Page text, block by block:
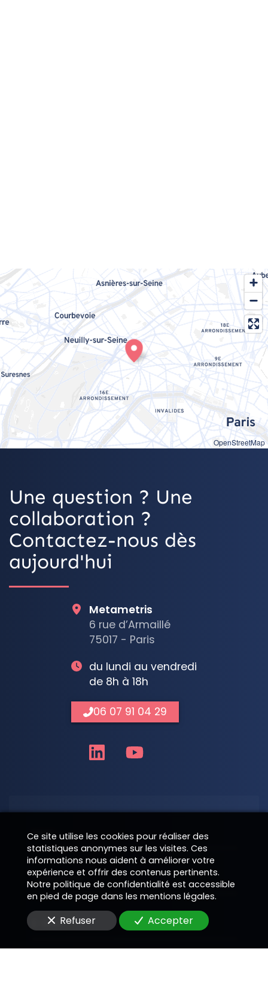
OpenStreetMap
Une question ? Une
collaboration ?
Contactez-nous dès
aujourd'hui
Nom
Téléphone
E-Mail
Metametris
6 rue d’Armaillé
75017 - Paris
du lundi au vendredi
de 8h à 18h
06 07 91 04 29
Ce site utilise les cookies pour réaliser des
statistiques anonymes sur les visites. Ces
informations nous aident à améliorer votre
expérience et offrir des contenus pertinents.
Notre politique de confidentialité est accessible
en pied de page dans les mentions légales.
Refuser Accepter